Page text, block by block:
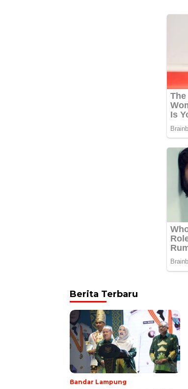
Berita Terbaru
Bandar Lampung